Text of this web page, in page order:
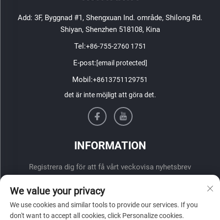
Add: 3F, Byggnad #1, Shengxuan Ind. område, Shilong Rd.
Shiyan, Shenzhen 518108, Kina
Tel:+86-755-2760 1751
E-post:[email protected]
Mobil:+8613751129751
det är inte möjligt att göra det.
INFORMATION
Registrera dig för att få vårt veckovisa nyhetsbrev
We value your privacy
We use cookies and similar tools to provide our services. If you
don't want to accept all cookies, click Personalize cookies.